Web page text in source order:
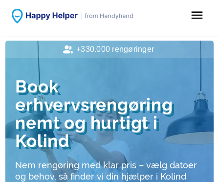
menu
Book
erhvervsrengøring
nemt og hurtigt i
Kolind
Nem rengøring med klar pris – vælg datoer
og behov, så finder vi din hjælper i Kolind
+330.000 rengøringer